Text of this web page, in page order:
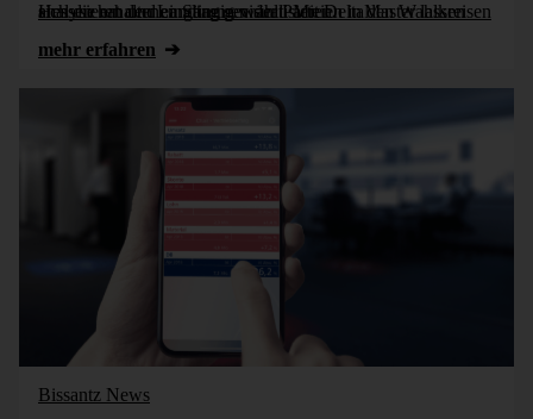
Hessen hat den Landtag gewählt. Mit DeltaMaster lassen sich die erhaltenen Stimmen der Parteien in den Wahlkreisen analysieren und eingängig visualisieren.
mehr erfahren
Bissantz News